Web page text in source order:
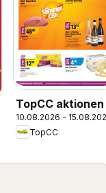
TopCC aktionen
10.08.2026 -
TopCC